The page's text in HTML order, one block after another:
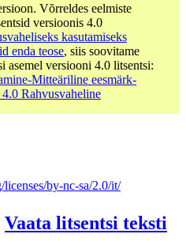
Võrreldes eelmiste
versioonis 4.0
kasutamiseks
enda teose, siis soovitame
asemel versiooni 4.0 litsentsi:
Mitteäriline eesmärk-
Rahvusvaheline
by-nc-sa/2.0/it/
Vaata litsentsi teksti